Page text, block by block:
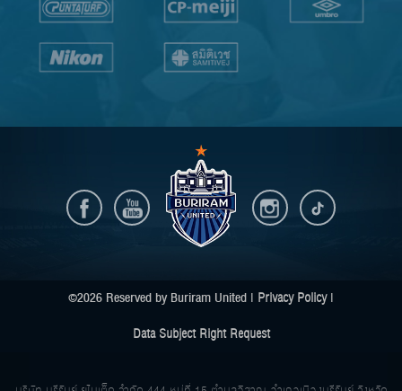
©2026 Reserved by Buriram United | Privacy Policy|
Data Subject Right Request